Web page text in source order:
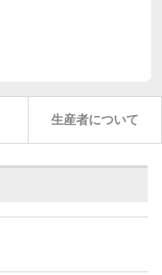
生産者について